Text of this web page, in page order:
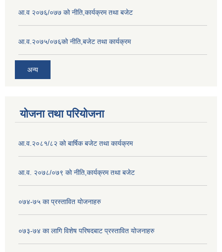
आ.व २०७६/०७७ को नीति,कार्यक्रम तथा बजेट
आ.व.२०७५/०७६को नीति,बजेट तथा कार्यक्रम
अन्य
योजना तथा परियोजना
आ.व.२०८१/८२ को बार्षिक बजेट तथा कार्यक्रम
आ.व. २०७८/०७९ को नीति,कार्यक्रम तथा बजेट
०७४-७५ का प्रस्तावित योजनाहरु
०७३-७४ का लागि विशेष परिषदबाट प्रस्तावित योजनाहरु